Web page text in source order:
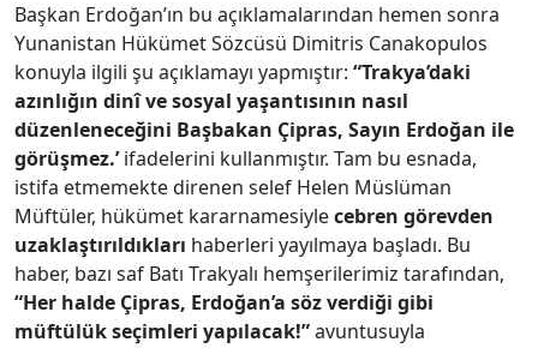
Başkan Erdoğan’ın bu açıklamalarından hemen sonra
Yunanistan Hükümet Sözcüsü Dimitris Canakopulos
konuyla ilgili şu açıklamayı yapmıştır: “Trakya’daki
azınlığın dinî ve sosyal yaşantısının nasıl
düzenleneceğini Başbakan Çipras, Sayın Erdoğan ile
görüşmez.’ifadelerini kullanmıştır. Tam bu esnada,
istifa etmemekte direnen selef Helen Müslüman
Müftüler, hükümet kararnamesiylecebren görevden
uzaklaştırıldıkları haberleri yayılmaya başladı. Bu
haber, bazı saf Batı Trakyalı hemşerilerimiz tarafından,
“Her halde Çipras, Erdoğan’a söz verdiği gibi
müftülük seçimleri yapılacak!”avuntusuyla